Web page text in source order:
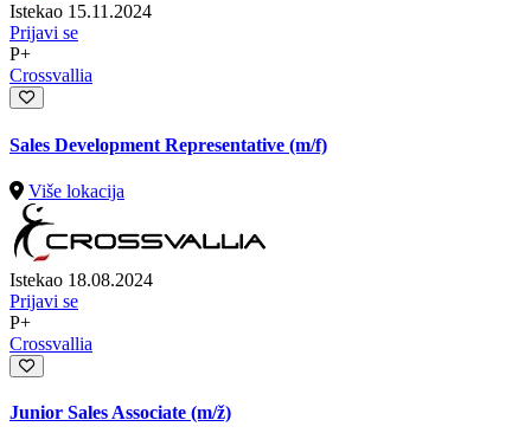
Istekao 15.11.2024
Prijavi se
P+
Crossvallia
Sales Development Representative (m/f)
Više lokacija
Istekao 18.08.2024
Prijavi se
P+
Crossvallia
Junior Sales Associate (m/ž)